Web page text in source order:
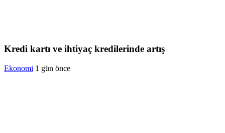
Kredi kartı ve ihtiyaç kredilerinde artış
Ekonomi 1 gün önce